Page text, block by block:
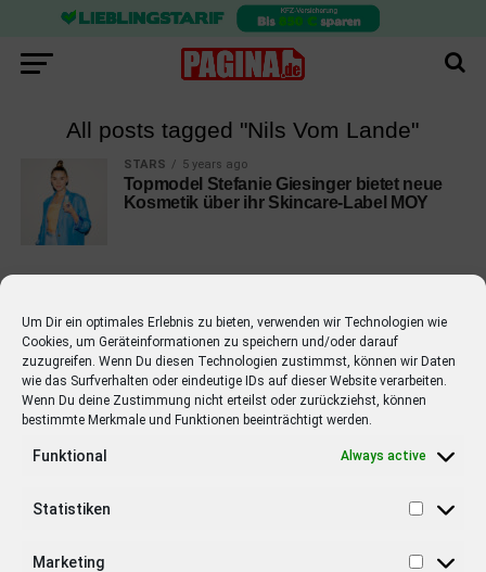
Um Dir ein optimales Erlebnis zu bieten, verwenden wir Technologien wie
Cookies, um Geräteinformationen zu speichern und/oder darauf
zuzugreifen. Wenn Du diesen Technologien zustimmst, können wir Daten
wie das Surfverhalten oder eindeutige IDs auf dieser Website verarbeiten.
Wenn Du deine Zustimmung nicht erteilst oder zurückziehst, können
bestimmte Merkmale und Funktionen beeinträchtigt werden.
Funktional Always active
Statistiken
Marketing
All posts tagged "Nils Vom Lande"
STARS 5 years ago
Topmodel Stefanie Giesinger bietet neue
Kosmetik über ihr Skincare-Label MOY
EMPFOHLEN
STARS 4 years ago
Barbara Schöneberger Moderatorin
von “Verstehen Sie Spaß?”